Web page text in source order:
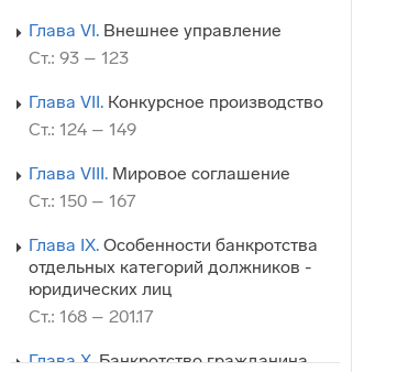
Глава VI. Внешнее управление
Ст.: 93 – 123
Глава VII. Конкурсное производство
Ст.: 124 – 149
Глава VIII. Мировое соглашение
Ст.: 150 – 167
Глава IX. Особенности банкротства
отдельных категорий должников -
юридических лиц
Ст.: 168 – 201.17
Глава X.Банкротство гражданина